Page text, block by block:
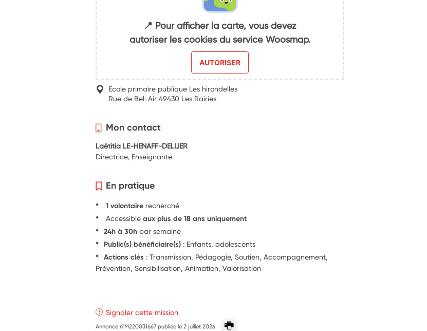
📍 Pour afficher la carte, vous devez
autoriser les cookies du service Woosmap.
AUTORISER
Ecole primaire publique Les hirondelles
Rue de Bel-Air 49430 Les Rairies
Mon contact
Laëtitia LE-HENAFF-DELLIER
Directrice, Enseignante
En pratique
1 volontaire recherché
Accessibleaux plus de 18 ans uniquement
24h à 30h par semaine
Public(s) bénéficiaire(s) : Enfants, adolescents
Actions clés : Transmission, Pédagogie, Soutien, Accompagnement,
Prévention, Sensibilisation, Animation, Valorisation
Signaler cette mission
Annonce n°M220031667 publiée le2 juillet 2026